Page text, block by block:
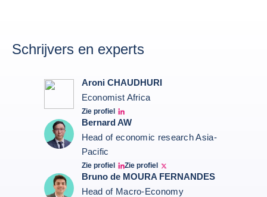
Schrijvers en experts
Aroni CHAUDHURI
Economist Africa
Zie profiel
Aroni Linkedin
Bernard AW
Head of economic research Asia-
Pacific
Zie profiel
Bernard Aw Linkedin
Zie profiel
Bernard Aw Twitter
Bruno de MOURA FERNANDES
Head of Macro-Economy